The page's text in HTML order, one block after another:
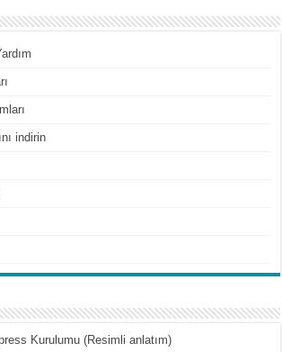
indirin
Kurulumu (Resimli anlatım)